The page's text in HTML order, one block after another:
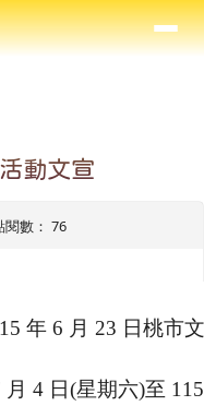
⏸
動文宣
閱數： 76
年 6 月 23 日桃市
月 4 日(星期六)至